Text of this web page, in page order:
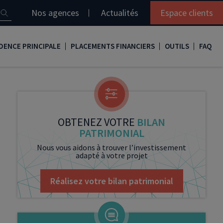
Nos agences Actualités Espace clients
PRINCIPALE
son crédit immobilier
PLACEMENTS FINANCIERS
PEA
Loi Madelin
SCPI
OUTILS
Simulation loi Denormandie
Comment réaliser son bilan patrimonial ?
Le guide de la loi Denormandie 2026
Simulation prêt immobilier
Nos vidéos
Nos Podcasts
FAQ
OBTENEZ VOTRE BILAN
PATRIMONIAL
Nous vous aidons à trouver l’investissement
adapté à votre projet
Réalisez votre bilan patrimonial